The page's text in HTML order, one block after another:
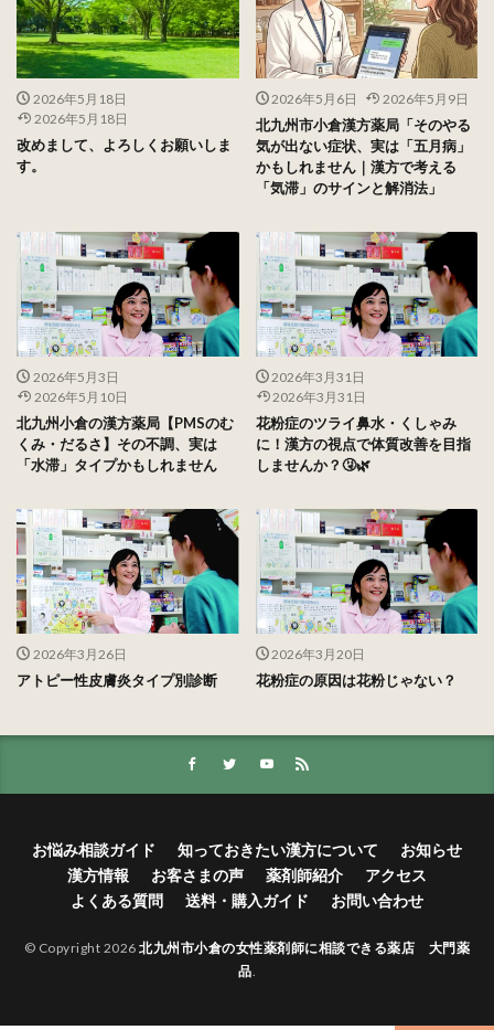
2026年5月18日
2026年5月18日
改めまして、よろしくお願いしま
す。
2026年5月6日 2026年5月9日
北九州市小倉漢方薬局「そのやる
気が出ない症状、実は「五月病」
かもしれません｜漢方で考える
「気滞」のサインと解消法」
2026年5月3日
2026年5月10日
北九州小倉の漢方薬局【PMSのむ
くみ・だるさ】その不調、実は
「水滞」タイプかもしれません
2026年3月31日
2026年3月31日
花粉症のツライ鼻水・くしゃみ
に！漢方の視点で体質改善を目指
しませんか？🤧🌿
2026年3月26日
アトピー性皮膚炎タイプ別診断
2026年3月20日
花粉症の原因は花粉じゃない？
お悩み相談ガイド 知っておきたい漢方について
お知らせ
漢方情報
お客さまの声 薬剤師紹介
アクセス
よくある質問
送料・購入ガイド お問い合わせ
© Copyright 2026北九州市小倉の女性薬剤師に相談できる薬店 大門薬
品.